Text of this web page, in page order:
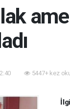
5447+ kez